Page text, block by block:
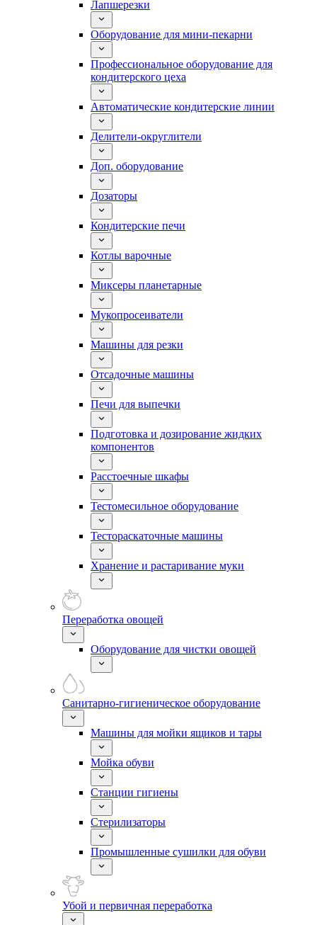
Лапшерезки
Оборудование для мини-пекарни
Профессиональное оборудование для
кондитерского цеха
Автоматические кондитерские линии
Делители-округлители
Доп. оборудование
Дозаторы
Кондитерские печи
Котлы варочные
Миксеры планетарные
Мукопросеиватели
Машины для резки
Отсадочные машины
Печи для выпечки
Подготовка и дозирование жидких
компонентов
Расстоечные шкафы
Тестомесильное оборудование
Тестораскаточные машины
Хранение и растаривание муки
Переработка овощей
Оборудование для чистки овощей
Санитарно-гигиеническое оборудование
Машины для мойки ящиков и тары
Мойка обуви
Станции гигиены
Стерилизаторы
Промышленные сушилки для обуви
Убой и первичная переработка